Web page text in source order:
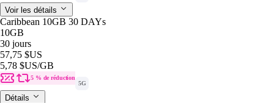
Voir les détails
Caribbean 10GB 30 DAYs
10GB
30 jours
57,75 $US
5,78 $US/GB
5 % de réduction
5G
Détails